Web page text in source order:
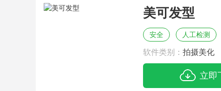
美可发型
安全 人工检测
软件类别： 拍摄美化
立即